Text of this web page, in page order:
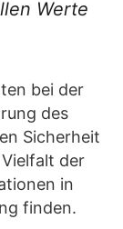
Werte
bei der
des
Sicherheit
der
in
finden.